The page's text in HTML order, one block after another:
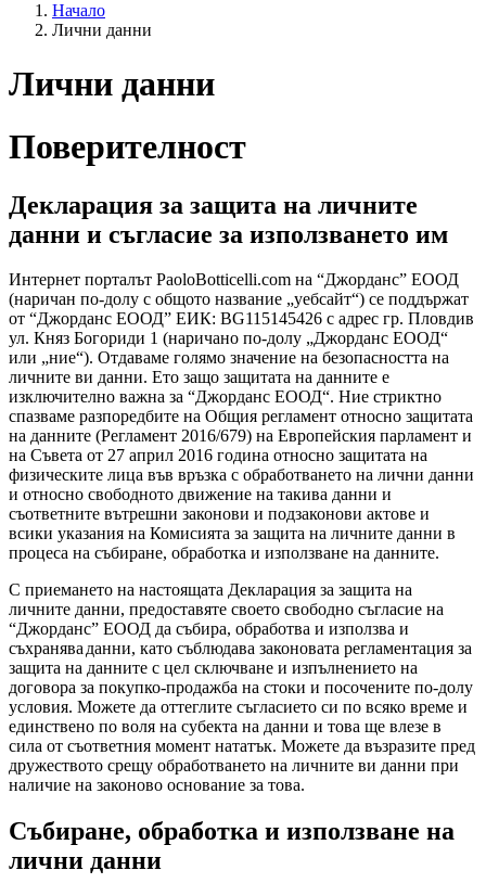
Начало
Лични данни
Лични данни
Поверителност
Декларация за защита на личните
данни и съгласие за използването им
Интернет порталът PaoloBotticelli.com на “Джорданс” ЕООД
(наричан по-долу с общото название „уебсайт“) се поддържат
от “Джорданс ЕООД” ЕИК: BG115145426 с адрес гр. Пловдив
ул. Княз Богориди 1 (наричано по-долу „Джорданс ЕООД“
или „ние“). Отдаваме голямо значение на безопасността на
личните ви данни. Ето защо защитата на данните е
изключително важна за “Джорданс ЕООД“. Ние стриктно
спазваме разпоредбите на Общия регламент относно защитата
на данните (Регламент 2016/679) на Европейския парламент и
на Съвета от 27 април 2016 година относно защитата на
физическите лица във връзка с обработването на лични данни
и относно свободното движение на такива данни и
съответните вътрешни законови и подзаконови актове и
всики указания на Комисията за защита на личните данни в
процеса на събиране, обработка и използване на данните.
С приемането на настоящата Декларация за защита на
личните данни, предоставяте своето свободно съгласие на
“Джорданс” ЕООД да събира, обработва и използва и
съхраняваданни, като съблюдава законовата регламентация за
защита на данните с цел сключване и изпълнението на
договора за покупко-продажба на стоки и посочените по-долу
условия. Можете да оттеглите съгласието си по всяко време и
единствено по воля на субекта на данни и това ще влезе в
сила от съответния момент нататък. Можете да възразите пред
дружеството срещу обработването на личните ви данни при
наличие на законово основание за това.
Събиране, обработка и използване на
лични данни